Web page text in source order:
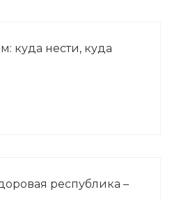
куда нести, куда
республика –